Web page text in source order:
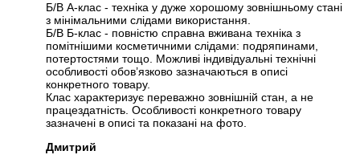
Б/В А-клас - техніка у дуже хорошому зовнішньому стані
з мінімальними слідами використання.
Б/В Б-клас - повністю справна вживана техніка з
помітнішими косметичними слідами: подряпинами,
потертостями тощо. Можливі індивідуальні технічні
особливості обов’язково зазначаються в описі
конкретного товару.
Клас характеризує переважно зовнішній стан, а не
працездатність. Особливості конкретного товару
зазначені в описі та показані на фото.
Дмитрий